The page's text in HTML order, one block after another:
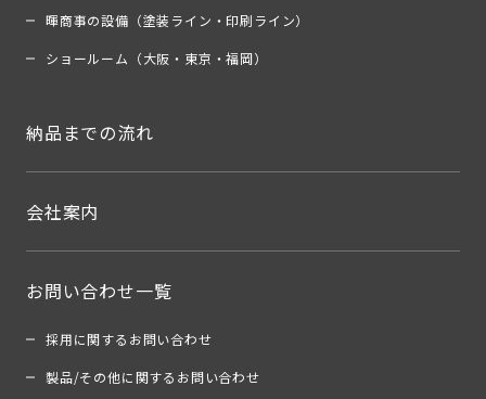
暉商事の設備（塗装ライン・印刷ライン）
ショールーム（大阪・東京・福岡）
納品までの流れ
会社案内
お問い合わせ一覧
採用に関するお問い合わせ
製品/その他に関するお問い合わせ